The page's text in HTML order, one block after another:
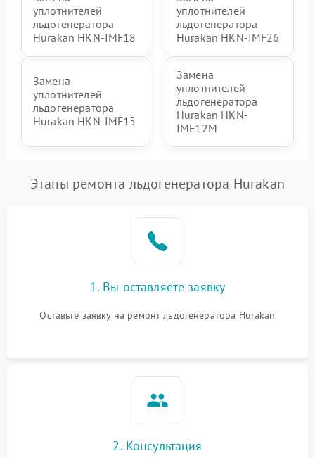
уплотнителей
льдогенератора
Hurakan HKN-IMF18
уплотнителей
льдогенератора
Hurakan HKN-IMF26
Замена
уплотнителей
льдогенератора
Hurakan HKN-IMF15
Замена
уплотнителей
льдогенератора
Hurakan HKN-
IMF12M
Этапы ремонта льдогенератора Hurakan
1. Вы оставляете заявку
Оставьте заявку на ремонт льдогенератора Hurakan
2. Консультация